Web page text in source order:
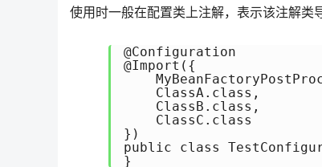
使用时一般在配置类上注解，表示该注解类
@Configuration
@Import({
    ClassA.class,
    ClassB.class,
    ClassC.class
})
public class
}